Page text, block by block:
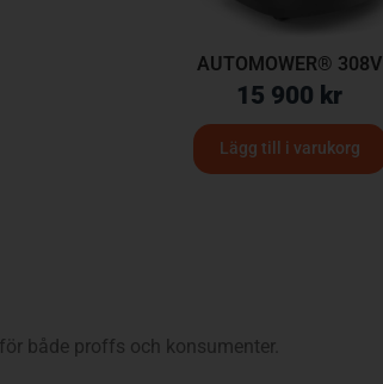
AUTOMOWER® 308V
15 900 kr
Lägg till i varukorg
både proffs och konsumenter.